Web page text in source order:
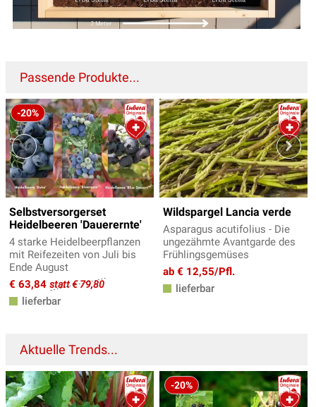
Passende Produkte...
-20%
Selbstversorgerset
Heidelbeeren 'Dauerernte'
4 starke Heidelbeerpflanzen
mit Reifezeiten von Juli bis
Ende August
€ 63,84 statt € 79,80
lieferbar
Wildspargel Lancia verde
Asparagus acutifolius - Die
ungezähmte Avantgarde des
Frühlingsgemüses
ab € 12,55/Pfl.
lieferbar
Aktuelle Trends...
-20%